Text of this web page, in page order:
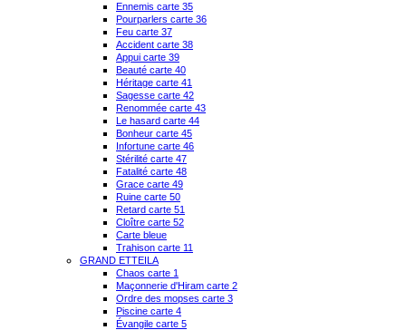
Ennemis carte 35
Pourparlers carte 36
Feu carte 37
Accident carte 38
Appui carte 39
Beauté carte 40
Héritage carte 41
Sagesse carte 42
Renommée carte 43
Le hasard carte 44
Bonheur carte 45
Infortune carte 46
Stérilité carte 47
Fatalité carte 48
Grace carte 49
Ruine carte 50
Retard carte 51
Cloître carte 52
Carte bleue
Trahison carte 11
GRAND ETTEILA
Chaos carte 1
Maçonnerie d'Hiram carte 2
Ordre des mopses carte 3
Piscine carte 4
Évangile carte 5